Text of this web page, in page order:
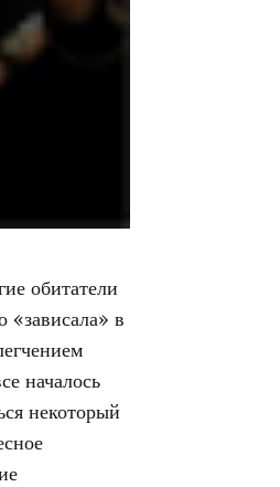
обитатели
«зависала» в
началось
некоторый